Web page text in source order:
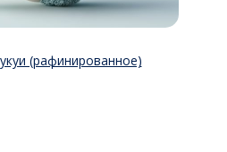
(рафинированное)